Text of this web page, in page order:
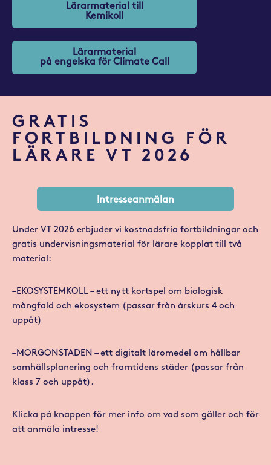
Lärarmaterial till
Kemikoll
Lärarmaterial
på engelska för Climate Call
GRATIS
FORTBILDNING FÖR
LÄRARE VT 2026
Intresseanmälan
Under VT 2026 erbjuder vi kostnadsfria fortbildningar och
gratis undervisningsmaterial för lärare kopplat till två
material:
–EKOSYSTEMKOLL – ett nytt kortspel om biologisk
mångfald och ekosystem (passar från årskurs 4 och
uppåt)
–MORGONSTADEN – ett digitalt läromedel om hållbar
samhällsplanering och framtidens städer (passar från
klass 7 och uppåt).
Klicka på knappen för mer info om vad som gäller och för
att anmäla intresse!